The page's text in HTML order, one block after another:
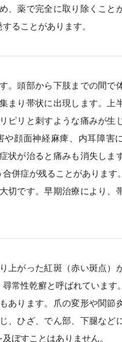
、薬で完全に取り除くこと
ることがあります。
。頭部から下肢までの間で
まり帯状に出現します。上
ピリと刺すような痛みが生
顔面神経麻痺、内耳障害
状が治ると痛みも消失しま
併症が残ることがあります。
切です。早期治療により、
上がった紅斑（赤い斑点）
常性乾癬と呼ばれています。
あります。爪の変形や関節
、ひざ、でん部、下腿など
ぼすことはありません。